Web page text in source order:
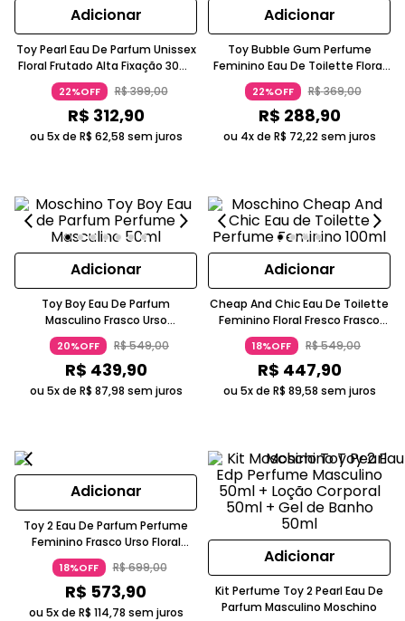
Adicionar
Toy Pearl Eau De Parfum Unissex
Floral Frutado Alta Fixação 30ml
Moschino
22%OFF R$399,00
R$ 312,90
ou 5x de R$ 62,58 sem juros
Adicionar
Toy Bubble Gum Perfume
Feminino Eau De Toilette Floral
Frutada Rosa 30 Ml Moschino
22%OFF R$369,00
R$ 288,90
ou 4x de R$ 72,22sem juros
Adicionar
Toy Boy Eau De Parfum
Masculino Frasco Urso
Metalizado Prateado E Preto
Moschino
20%OFF R$549,00
R$ 439,90
ou 5x de R$ 87,98 sem juros
Adicionar
Cheap And Chic Eau De Toilette
Feminino Floral Fresco Frasco
Vermelho E Preto Moschino
18%OFF R$549,00
R$ 447,90
ou 5x de R$ 89,58 sem juros
Adicionar
Toy 2 Eau De Parfum Perfume
Feminino Frasco Urso Floral
Amadeirado Transparente
Dourado Moschino
18%OFF R$699,00
R$ 573,90
ou 5x de R$ 114,78 sem juros
Adicionar
Kit Perfume Toy 2 Pearl Eau De
Parfum Masculino Moschino